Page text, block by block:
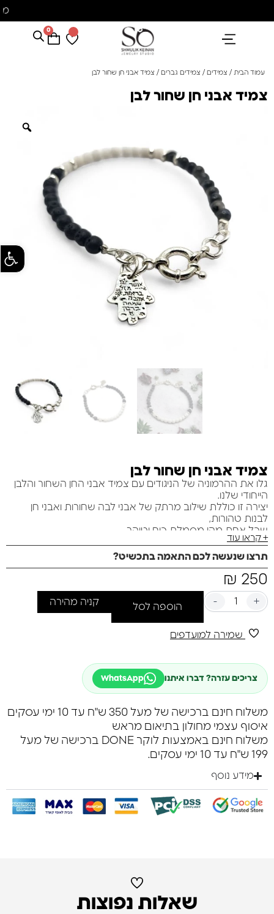
0
עמוד הבית / צמידים / צמידים גברים / צמיד אבני חן שחור לבן
צמיד אבני חן שחור לבן
צמיד אבני חן שחור לבן
גלו את ההרמוניה של הניגודים עם צמיד אבני החן השחור והלבן
הייחודי שלנו.
יצירה זו כוללת שילוב מרתק של אבני לבה שחורות ואבני חן
לבנות טהורות,
שכל אחת מהן מסמלת כוח וטוהר.
צמיד זה, המעוטר בחרוזי כסף אלגנטיים ובסוגר בייגלה מכסף
בעיצוב מתוחכם,
+ קראו עוד
תרצו שנעשה לכם התאמה בתכשיט?
₪ 250
- +
הוספה לסל קניה מהירה
שמירה למועדפים
צריכים עזרה? דברו איתנו WhatsApp
משלוח חינם ברכישה של מעל 350 ש"ח עד 10 ימי עסקים
איסוף עצמי מחולון בתיאום מראש
משלוח חינם באמצעות לוקר DONE ברכישה של מעל
199 ש"ח עד 10 ימי עסקים.
מידע נוסף
שאלות נפוצות
פתח